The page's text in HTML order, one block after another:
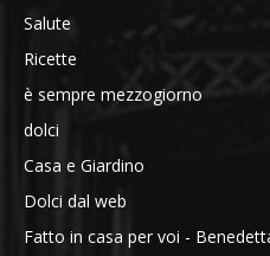
Salute
Ricette
è sempre mezzogiorno
dolci
Casa e Giardino
Dolci dal web
Fatto in casa per voi -